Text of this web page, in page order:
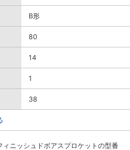
B形
80
14
1
38
ニッシュドボアスプロケットの型番